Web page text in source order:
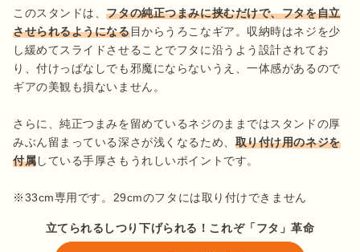
このスタンドは、フタの純正つまみに挟むだけで、フタを自立
させられるようになる目からうろこなギア。収納時はネジを少
し緩めてスライドさせることでフタに沿うよう設計されてお
り、付けっぱなしでも邪魔にならないうえ、一体感があるので
ギアの美観も損ないません。
さらに、純正つまみを留めているネジのままではスタンドの厚
みぶん留まっている深さが浅くなるため、 取り付け用のネジを
付属している手厚さもうれしいポイントです。
※33cm専用です。29cmのフタには取り付けできません
立てられるしつり下げられる！これぞ「フタ」革命